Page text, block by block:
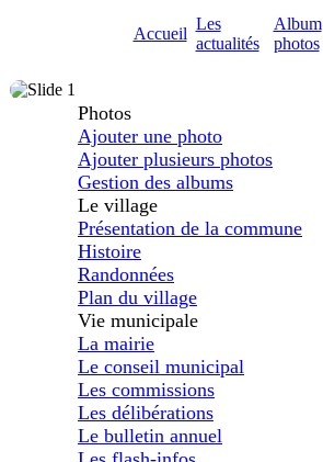
Accueil
Les
actualités
Album
photos
Photos
Ajouter une photo
Ajouter plusieurs photos
Gestion des albums
Le village
Présentation de la commune
Histoire
Randonnées
Plan du village
Vie municipale
La mairie
Le conseil municipal
Les commissions
Les délibérations
Le bulletin annuel